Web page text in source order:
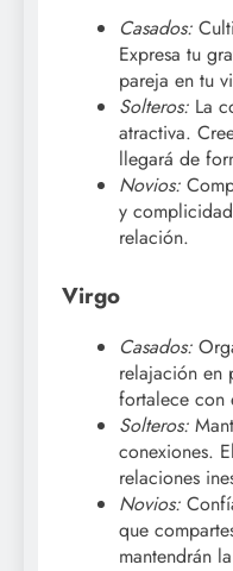
Casados:
Expresa tu
pareja en tu
Solteros: La
atractiva.
llegará de
Novios:
y
relación.
Virgo
Casados:
relajación en
fortalece con
Solteros:
conexiones.
relaciones
Novios:
que
mantendrán